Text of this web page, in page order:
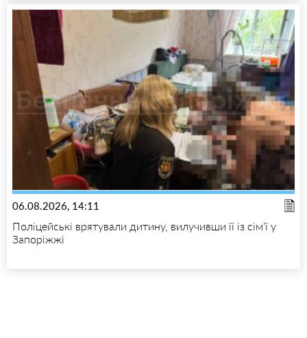
06.08.2026, 14:11
Поліцейські врятували дитину, вилучивши її із сім’ї у
Запоріжжі